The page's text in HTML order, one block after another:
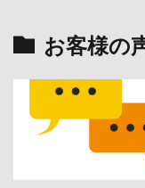
お客様の